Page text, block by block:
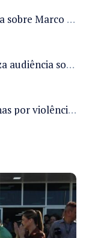
Câmara promove audiência sobre Marco de Fomento à Economia Digital e impactos da inteligência artificial
Comissão da Câmara realiza audiência sobre apostas online para medir o tamanho do mercado ilegal
Lei 15.487/26 aumenta penas por violência sexual digital contra crianças e adolescentes e autoriza ronda virtual para investigação